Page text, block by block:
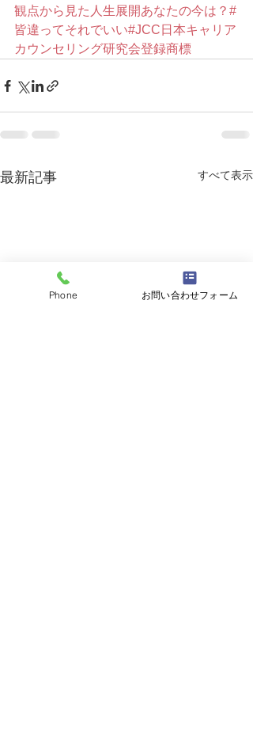
観点から見た人生展開あなたの今は？ #
皆違ってそれでいい#JCC日本キャリア
カウンセリング研究会登録商標
最新記事 すべて表示
Phone お問い合わせフォーム